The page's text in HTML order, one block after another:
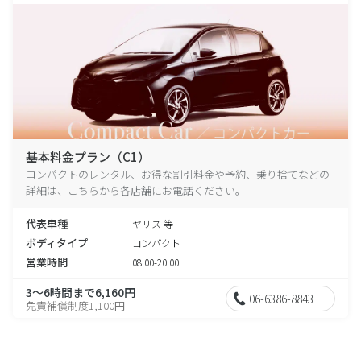
基本料金プラン（C1）
コンパクトのレンタル、お得な割引料金や予約、乗り捨てなどの
詳細は、こちらから各店舗にお電話ください。
代表車種 ヤリス 等
ボディタイプ コンパクト
営業時間 08:00-20:00
3～6時間まで6,160円
免責補償制度1,100円 06-6386-8843